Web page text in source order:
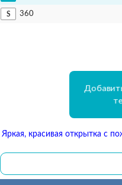
360
Яркая, красивая открытка с